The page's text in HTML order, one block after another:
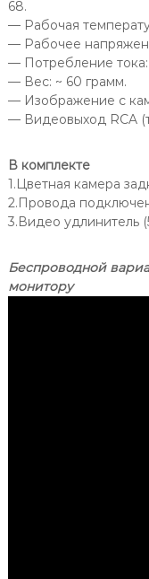
68.
— Рабочая
— Рабочее
— Потребление
— Вес: ~ 60 грамм.
— Изображение с
— Видеовыход RCA
В комплекте
1.Цветная камера
2.Провода
3.Видео удлинитель
Беспроводной
монитору